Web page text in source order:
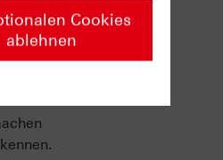
Cookies
ablehnen